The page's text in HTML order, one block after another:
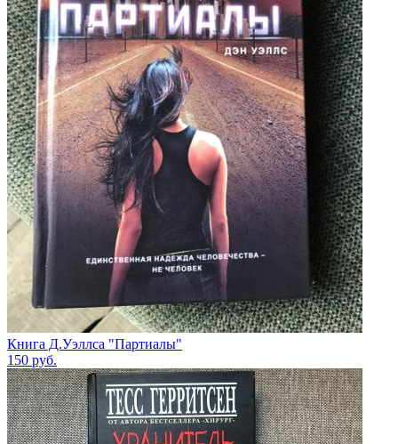
Книга Д.Уэллса "Партиалы"
150 руб.